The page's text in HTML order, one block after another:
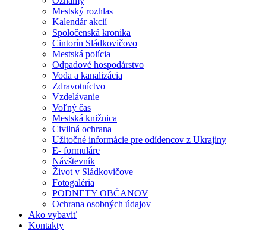
Mestský rozhlas
Kalendár akcií
Spoločenská kronika
Cintorín Sládkovičovo
Mestská polícia
Odpadové hospodárstvo
Voda a kanalizácia
Zdravotníctvo
Vzdelávanie
Voľný čas
Mestská knižnica
Civilná ochrana
Užitočné informácie pre odídencov z Ukrajiny
E- formuláre
Návštevník
Život v Sládkovičove
Fotogaléria
PODNETY OBČANOV
Ochrana osobných údajov
Ako vybaviť
Kontakty